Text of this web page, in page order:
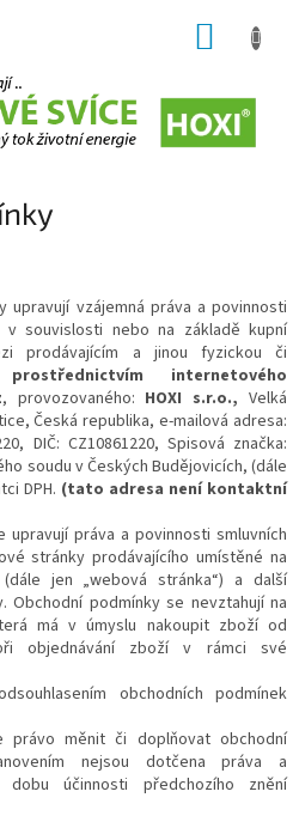
upravují vzájemná práva a povinnosti
v souvislosti nebo na základě kupní
prodávajícím a jinou fyzickou či
prostřednictvím internetového
, provozovaného: HOXI s.r.o.,Velká
Česká republika, e-mailová adresa:
DIČ: CZ10861220, Spisová značka:
soudu v Českých Budějovicích, (dále
DPH. (tato adresa není kontaktní
upravují práva a povinnosti smluvních
stránky prodávajícího umístěné na
jen „webová stránka“) a další
Obchodní podmínky se nevztahují na
má v úmyslu nakoupit zboží od
objednávání zboží v rámci své
obchodních podmínek
právo měnit či doplňovat obchodní
nejsou dotčena práva a
účinnosti předchozího znění